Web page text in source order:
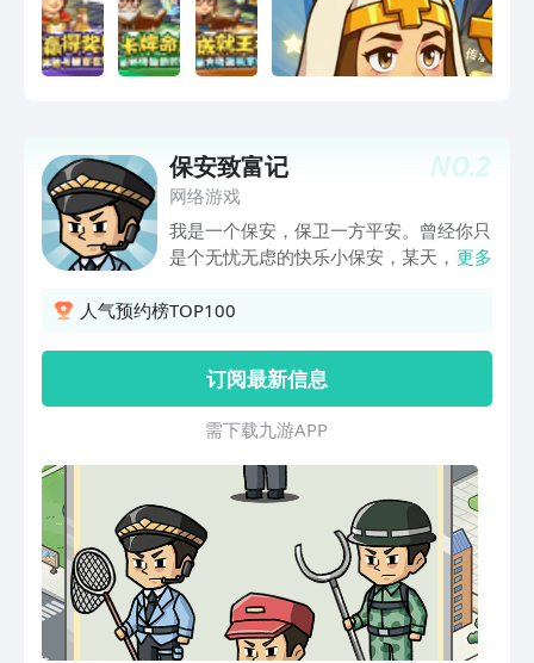
NO.2
保安致富记
网络游戏
我是一个保安，保卫一方平安。曾经你只
是个无忧无虑的快乐小保安，某天，幸福
资一些项目，可能是看在你拥有十年丰富
你开一家保安公司。开设保安公司，你需
要1.招收保安：广泛招募各类保安人才，
组建你的安防队伍。承接小区、商场、医
院等多类场所的安保与巡逻任务，还可部
署无人机等智能设备进行安保任务。2.福
利待遇：为员工提供有竞争力的劳动津
贴、商业保险、节日礼品，并安排住宿与
伙食。2.查收惊喜快递：每隔一段时间，
你将收到神秘快递，拆开可获得各种实用
物品——从训练器材到高科技装备，赠送
员工，快速提升团队实力。3保安培养：
系统培训、安排训练、发奖、收入排名
更多
人气预约榜TOP100
订阅最新信息
需 下 载 九 游 A P P